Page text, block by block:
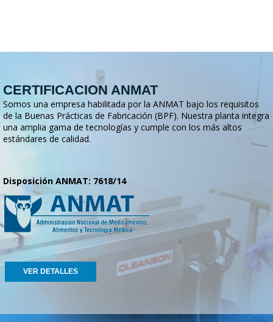
CERTIFICACION ANMAT
Somos una empresa habilitada por la ANMAT bajo los requisitos
de la Buenas Prácticas de Fabricación (BPF). Nuestra planta integra
una amplia gama de tecnologías y cumple con los más altos
estándares de calidad.
Disposición ANMAT: 7618/14
VER DETALLES